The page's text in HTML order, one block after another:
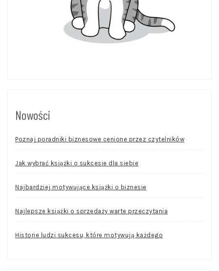
Nowości
Poznaj poradniki biznesowe cenione przez czytelników
Jak wybrać książki o sukcesie dla siebie
Najbardziej motywujące książki o biznesie
Najlepsze książki o sprzedaży warte przeczytania
Historie ludzi sukcesu, które motywują każdego